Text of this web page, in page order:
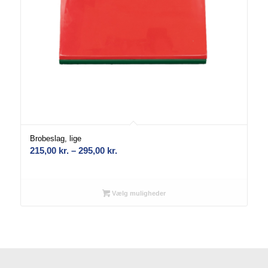
Brobeslag, lige
215,00 kr. – 295,00 kr.Prisinterval:
295,00 kr.
Vælg muligheder